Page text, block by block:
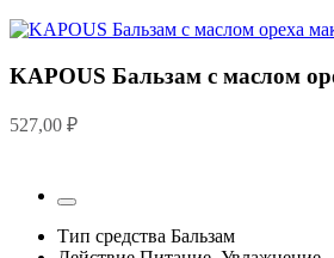
KAPOUS Бальзам с маслом
527,00 ₽
Тип средства Бальзам